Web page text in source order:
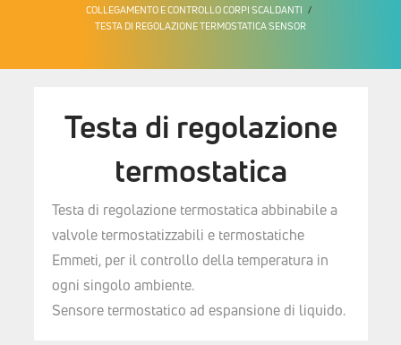
COLLEGAMENTO E CONTROLLO CORPI SCALDANTI
TESTA DI REGOLAZIONE TERMOSTATICA SENSOR
Testa di regolazione
termostatica
Testa di regolazione termostatica abbinabile a
valvole termostatizzabili e termostatiche
Emmeti, per il controllo della temperatura in
ogni singolo ambiente.
Sensore termostatico ad espansione di liquido.